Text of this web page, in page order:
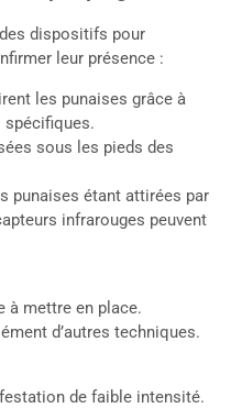
dispositifs pour
leur présence :
les punaises grâce à
spécifiques.
sous les pieds des
punaises étant attirées par
infrarouges peuvent
à mettre en place.
d’autres techniques.
de faible intensité.